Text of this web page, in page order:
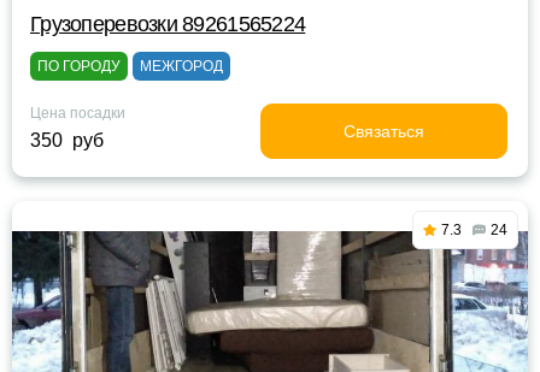
Грузоперевозки 89261565224
ПО ГОРОДУ МЕЖГОРОД
Цена посадки
350 руб Связаться
7.3 24